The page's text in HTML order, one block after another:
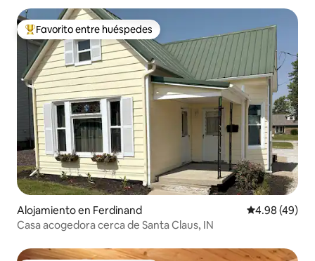
Favorito entre huéspedes preferido
Favorito entre huéspedes
Alojamiento en Ferdinand Calificación
4.98 (49)
Casa acogedora cerca de Santa Claus, IN